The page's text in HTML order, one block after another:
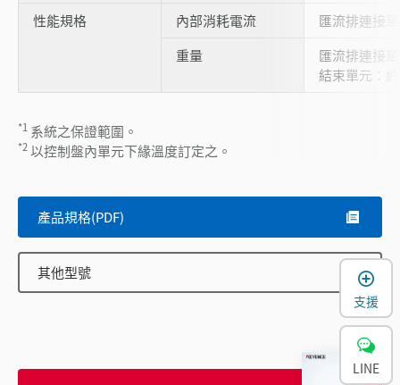
性能規格 內部消耗電流
匯流排連接
重量
匯流排連接
結束單元：
*1 系統之保證範圍。
*2以控制盤內單元下緣溫度訂定之。
產品規格(PDF)
其他型號
支援
LINE